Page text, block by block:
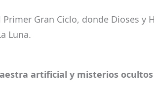
Primer Gran Ciclo, donde Dioses
Luna.
artificial y misterios ocultos